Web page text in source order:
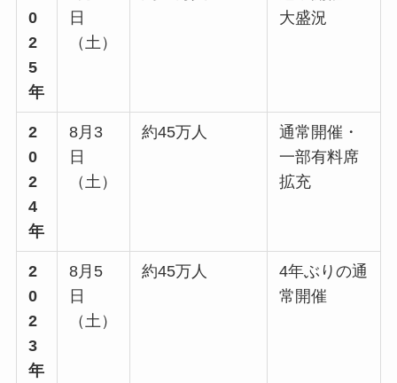
0
2
5
年
日
（土）
大盛況
2
0
2
4
年
8月3
日
（土）
約45万人
通常開催・
一部有料席
拡充
2
0
2
3
年
8月5
日
（土）
約45万人
4年ぶりの通
常開催